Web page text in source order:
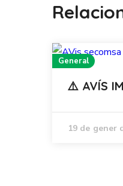
General
⚠️ AVÍS
19 de gener